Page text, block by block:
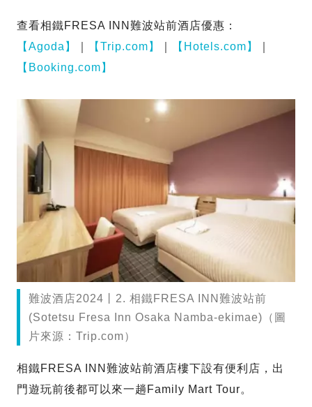
查看相鐵FRESA INN難波站前酒店優惠：
【Agoda】
【Trip.com】 【Hotels.com】
【Booking.com】
難波酒店2024丨2. 相鐵FRESA INN難波站前
(Sotetsu Fresa Inn Osaka Namba-ekimae)（圖
片來源：Trip.com）
相鐵FRESA INN難波站前酒店樓下設有便利店，出
門遊玩前後都可以來一趟Family Mart Tour。